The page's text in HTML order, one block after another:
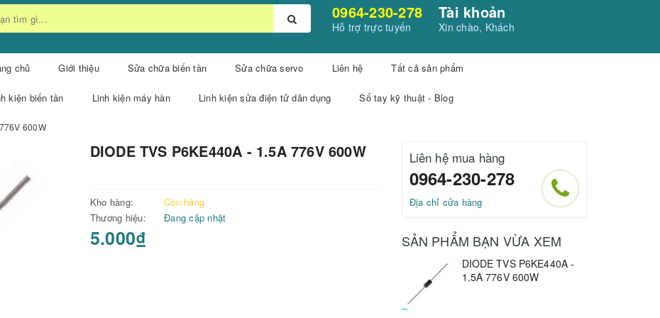
0964-230-278
Hỗ trợ trực tuyến
Tài khoản
Xin chào, Khách
chủ Giới thiệu Sửa chữa biến tần Sửa chữa servo Liên hệ Tất cả sản phẩm
kiện biến tần Linh kiện máy hàn Linh kiện sửa điện tử dân dụng Sổ tay kỹ thuật - Blog
600W
DIODE TVS P6KE440A - 1.5A 776V 600W
Kho hàng:
Còn hàng
Thương hiệu:
Đang cập nhật
5.000₫
Liên hệ mua hàng
0964-230-278
Địa chỉ cửa hàng
SẢN PHẨM BẠN VỪA XEM
DIODE TVS P6KE440A -
1.5A 776V 600W